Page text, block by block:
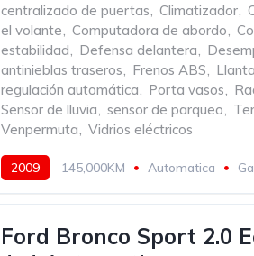
centralizado de puertas, Climatizador,
el volante, Computadora de abordo,
estabilidad, Defensa delantera,
antinieblas traseros, Frenos ABS,
regulación automática, Porta vasos,
Sensor de lluvia, sensor de parqueo,
Venpermuta, Vidrios eléctricos
2009 145,000KM Automatica
Ford Bronco Sport 2.0